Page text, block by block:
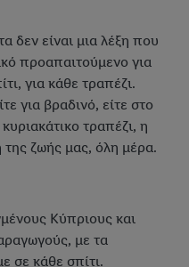
δεν είναι μια λέξη που
προαπαιτούμενο για
για κάθε τραπέζι.
για βραδινό, είτε στο
τραπέζι, η
ζωής μας, όλη μέρα.
Κύπριους και
με τα
σε κάθε σπίτι.